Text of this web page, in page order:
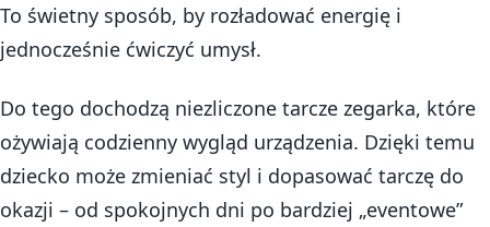
To świetny sposób, by rozładować energię i
jednocześnie ćwiczyć umysł.
Do tego dochodzą niezliczone tarcze zegarka, które
ożywiają codzienny wygląd urządzenia. Dzięki temu
dziecko może zmieniać styl i dopasować tarczę do
okazji – od spokojnych dni po bardziej „eventowe”